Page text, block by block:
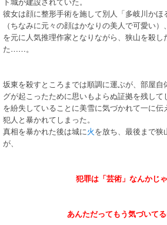
彼女は顔に整形手術を施して別人「多岐川かほ
（ちなみに元々の顔はかなりの美人で可愛い
を元に人気推理作家となりながら、狭山を殺し
た……。
坂東を殺すところまでは順調に運ぶが、部屋
グが起こったために思いもよらぬ証拠を残し
を紛失していることに美雪に気づかれて一に伝
犯人と暴かれてしまった。
真相を暴かれた後は城に火を放ち、最後まで狭
が、
犯罪は「芸術」なんかじ
あんただってもう気づいてる